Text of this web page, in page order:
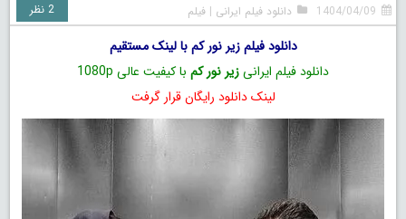
1404/04/09 دانلود فیلم ایرانی |فیلم 2 نظر
دانلود فیلم زیر نور کم با لینک مستقیم
دانلود فیلم ایرانیزیر نور کم با کیفیت عالی 1080p
لینک دانلود رایگان قرار گرفت